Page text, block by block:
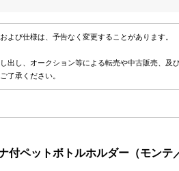
よび仕様は、予告なく変更することがあります。
出し、オークション等による転売や中古販売、及
了承ください。
付ペットボトルホルダー（モンテ